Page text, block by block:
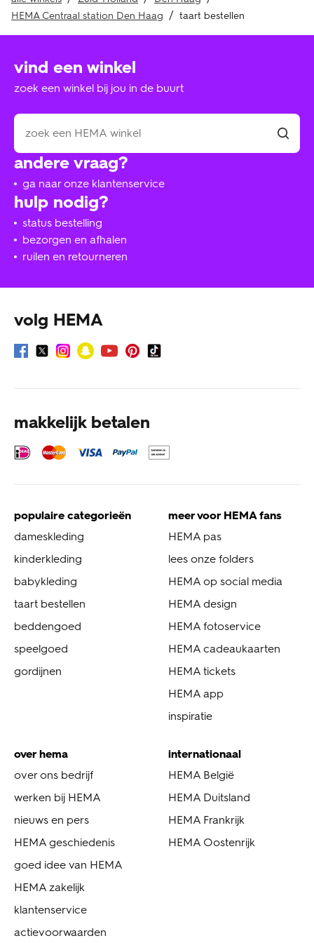
HEMA Centraal station Den Haag
taart bestellen
hulp nodig?
status bestelling
bezorgen en afhalen
ruilen en retourneren
andere vraag?
ga naar onze klantenservice
vind een winkel
zoek een winkel bij jou in de buurt
volg HEMA
makkelijk betalen
populaire categorieën
dameskleding
kinderkleding
babykleding
taart bestellen
beddengoed
speelgoed
gordijnen
meer voor HEMA fans
HEMA pas
lees onze folders
HEMA op social media
HEMA design
HEMA fotoservice
HEMA cadeaukaarten
HEMA tickets
HEMA app
inspiratie
over hema
over ons bedrijf
werken bij HEMA
nieuws en pers
HEMA geschiedenis
goed idee van HEMA
HEMA zakelijk
klantenservice
actievoorwaarden
internationaal
HEMA België
HEMA Duitsland
HEMA Frankrijk
HEMA Oostenrijk